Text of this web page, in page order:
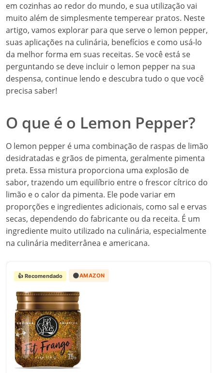
em cozinhas ao redor do mundo, e sua utilização vai
muito além de simplesmente temperear pratos. Neste
artigo, vamos explorar para que serve o lemon pepper,
suas aplicações na culinária, benefícios e como usá-lo
da melhor forma em suas receitas. Se você está se
perguntando se deve incluir o lemon pepper na sua
despensa, continue lendo e descubra tudo o que você
precisa saber!
O que é o Lemon Pepper?
O lemon pepper é uma combinação de raspas de limão
desidratadas e grãos de pimenta, geralmente pimenta
preta. Essa mistura proporciona uma explosão de
sabor, trazendo um equilíbrio entre o frescor cítrico do
limão e o calor da pimenta. Ele pode variar em
proporções e ingredientes adicionais, como sal e ervas
secas, dependendo do fabricante ou da receita. É um
ingrediente muito utilizado na culinária, especialmente
na culinária mediterrânea e americana.
👍 Recomendado 🟠AMAZON